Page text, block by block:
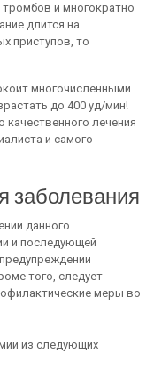
тромбов и многократно
длится на
приступов, то
многочисленными
до 400 уд/мин!
лечения
и самого
заболевания
данного
и последующей
того, следует
меры во
из следующих